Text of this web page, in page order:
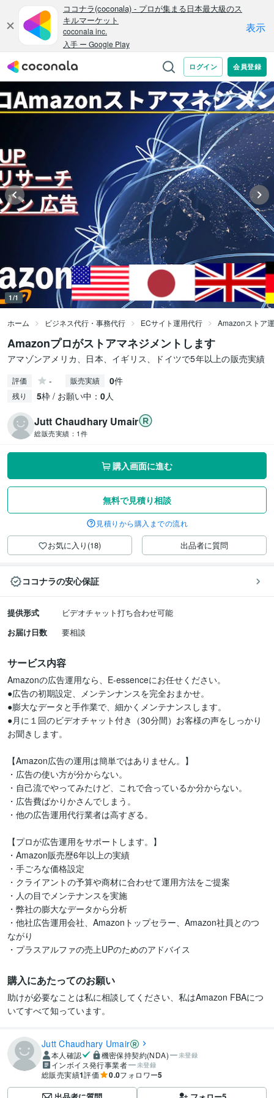
1/1
ホーム ビジネス代行・事務代行 ECサイト運用代行 Amazonストア
Amazonプロがストアマネジメントします
アマゾンアメリカ、日本、イギリス、ドイツで5年以上の販売実績
評価 - 販売実績 0件
残り 5枠 / お願い中： 0人
Jutt Chaudhary Umair
総販売実績： 1件
購入画面に進む
無料で見積り相談
見積りから購入までの流れ
お気に入り(18) 出品者に質問
ココナラの安心保証
提供形式
ビデオチャット打ち合わせ可能
お届け日数
要相談
サービス内容
Amazonの広告運用なら、E-essenceにお任せください。
●広告の初期設定、メンテンナンスを完全おまかせ。
●膨大なデータと手作業で、細かくメンテナンスします。
●月に１回のビデオチャット付き（30分間）お客様の声をしっかり
お聞きします。
【Amazon広告の運用は簡単ではありません。】
・広告の使い方が分からない。
・自己流でやってみたけど、これで合っているか分からない。
・広告費ばかりかさんでしまう。
・他の広告運用代行業者は高すぎる。
【プロが広告運用をサポートします。】
・Amazon販売歴6年以上の実績
・手ごろな価格設定
・クライアントの予算や商材に合わせて運用方法をご提案
・人の目でメンテナンスを実施
・弊社の膨大なデータから分析
・他社広告運用会社、Amazonトップセラー、Amazon社員とのつ
ながり
・プラスアルファの売上UPのためのアドバイス
購入にあたってのお願い
助けが必要なことは私に相談してください、私はAmazon FBAにつ
いてすべて知っています。
Jutt Chaudhary Umair
本人確認 機密保持契約(NDA) 未登録
インボイス発行事業者 未登録
総販売実績1評価 0.0フォロワー5